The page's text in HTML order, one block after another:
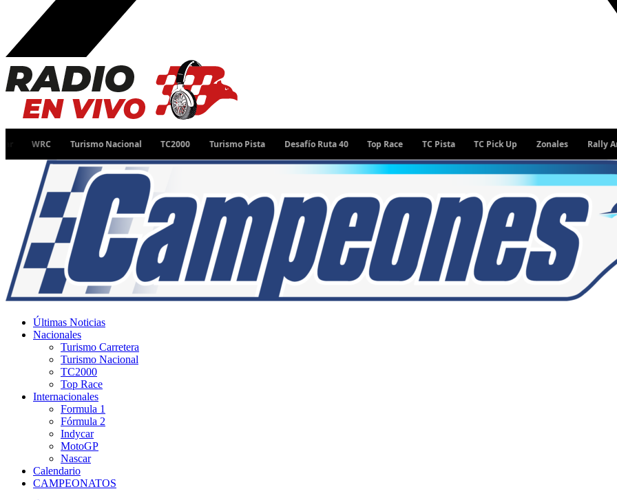
WRC Turismo Nacional TC2000 Turismo Pista Desafío Ruta 40 Top Race TC Pista TC Pick Up Zonales Rally
Últimas Noticias
Nacionales
Turismo Carretera
Turismo Nacional
TC2000
Top Race
Internacionales
Formula 1
Fórmula 2
Indycar
MotoGP
Nascar
Calendario
CAMPEONATOS